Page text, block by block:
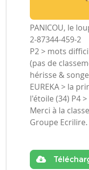
PANICOU, le
2-87344-459-2
P2 > mots
(pas de
hérisse &
EUREKA > la
l'étoile (34) P4
Merci à la
Groupe